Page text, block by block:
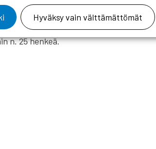
n. 25 henkeä.
Hyväksy vain välttämättömät